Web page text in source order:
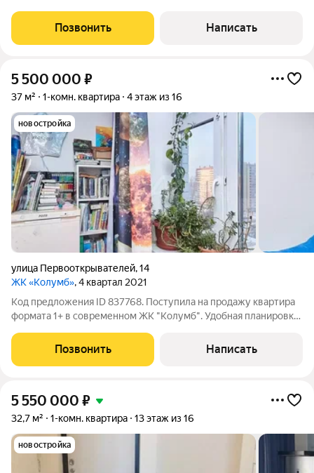
планировка создают комфортное пространство для
жизни.Выполнен качественный ремонт,
Позвонить Написать
5 500 000 ₽
37 м² 1-комн. квартира 4 этаж из 16
новостройка
улица Первооткрывателей,14
ЖК «Колумб», 4 квартал 2021
Код предложения ID 837768. Поступила на продажу квартира
формата 1+ в современном ЖК "Колумб". Удобная планировка
выполнен косметический ремонт в светлых тонах, имеется
необходимая мебель и
Позвонить Написать
5 550 000 ₽
32,7 м² 1-комн. квартира 13 этаж из 16
новостройка